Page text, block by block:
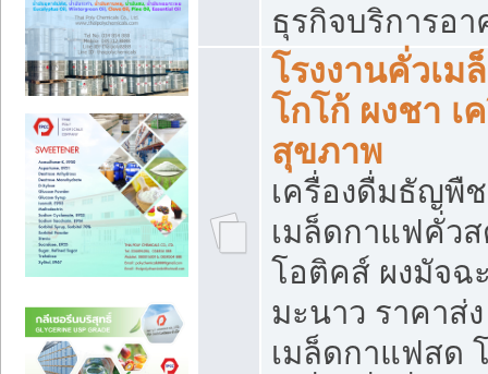
ธุรกิจบริการอ
โรงงานคั่วเม
โกโก้ ผงชา เ
สุขภาพ
เครื่องดื่มธัญพื
เมล็ดกาแฟคั่ว
โอติคส์ ผงมัจฉ
มะนาว ราคาส่
เมล็ดกาแฟสด